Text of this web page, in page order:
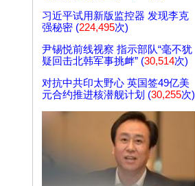
习近平试用新版监控器 发现李克
强秘密 (224,495次)
尹锡悦前线视察 指示部队“毫不犹
疑回击北韩军事挑衅” (30,514次)
对抗中共印太野心 英国签49亿美
元合约推进核潜舰计划 (30,255次)